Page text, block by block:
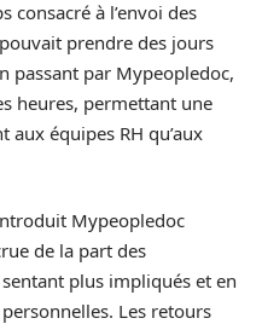
consacré à l’envoi des
prendre des jours
passant par Mypeopledoc,
heures, permettant une
équipes RH qu’aux
Mypeopledoc
de la part des
plus impliqués et en
Les retours